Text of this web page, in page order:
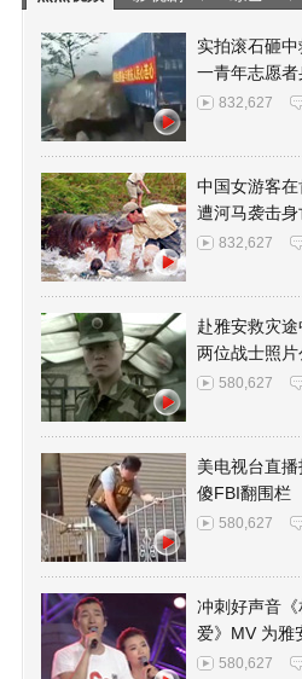
实拍滚石砸
一青年志愿者
832,627
中国女游客在
遭河马袭击身
832,627
赴雅安救灾途
两位战士照片
580,627
美电视台直
傻FBI翻围栏
580,627
冲刺好声音《
爱》MV 为雅
580,627